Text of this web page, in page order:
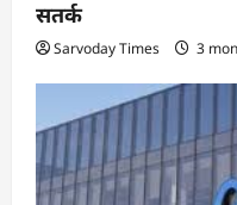
सतर्क
Sarvoday Times 3